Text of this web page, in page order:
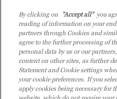
© 2026 TD SYNNEX Italy S.r.l. - Sede
(MI) - Numero di iscrizione al Registro
By clicking on "Accept all"you
reading of information on your end
partners through Cookies and
agree to the further processing of
personal data by us or our
content on other sites, as further
Statement and Cookie settings
your cookie preferences. If you
apply cookies being necessary for